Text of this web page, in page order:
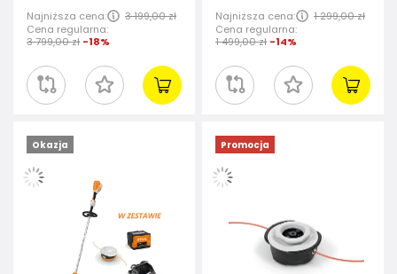
Najniższa cena:
3 199,00 zł
Cena regularna:
3 799,00 zł -18%
Najniższa cena:
1 299,00 zł
Cena regularna:
1 499,00 zł -14%
Okazja Promocja